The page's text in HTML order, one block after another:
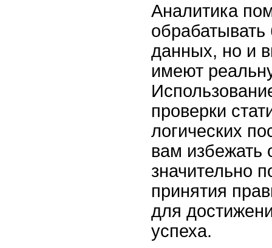
Аналитика
данных, но и
имеют
проверки
логических
вам избежать
значительно
принятия
для
успеха.